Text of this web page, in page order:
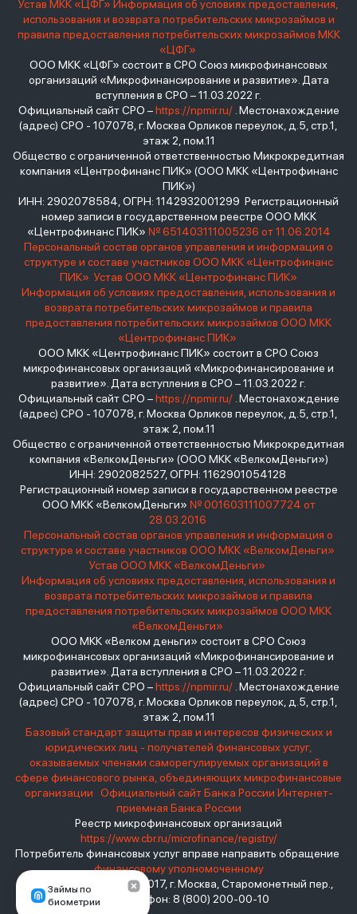
Займы по
биометрии
Устав МКК «ЦФГ» Информация об условиях предоставления,
использования и возврата потребительских микрозаймов и
правила предоставления потребительских микрозаймов МКК
«ЦФГ»
ООО МКК «ЦФГ» состоит в СРО Союз микрофинансовых
организаций «Микрофинансирование и развитие». Дата
вступления в СРО – 11.03.2022 г.
Официальный сайт СРО –https://npmir.ru/. Местонахождение
(адрес) СРО - 107078, г. Москва Орликов переулок, д.5, стр.1,
этаж 2, пом.11
Общество с ограниченной ответственностью Микрокредитная
компания «Центрофинанс ПИК» (ООО МКК «Центрофинанс
ПИК»)
ИНН: 2902078584, ОГРН: 1142932001299 Регистрационный
номер записи в государственном реестре ООО МКК
«Центрофинанс ПИК» № 651403111005236 от 11.06.2014
Персональный состав органов управления и информация о
структуре и составе участников ООО МКК «Центрофинанс
ПИК» Устав ООО МКК «Центрофинанс ПИК»
Информация об условиях предоставления, использования и
возврата потребительских микрозаймов и правила
предоставления потребительских микрозаймов ООО МКК
«Центрофинанс ПИК»
ООО МКК «Центрофинанс ПИК» состоит в СРО Союз
микрофинансовых организаций «Микрофинансирование и
развитие». Дата вступления в СРО – 11.03.2022 г.
Официальный сайт СРО –https://npmir.ru/. Местонахождение
(адрес) СРО - 107078, г. Москва Орликов переулок, д.5, стр.1,
этаж 2, пом.11
Общество с ограниченной ответственностью Микрокредитная
компания «ВелкомДеньги» (ООО МКК «ВелкомДеньги»)
ИНН: 2902082527, ОГРН: 1162901054128
Регистрационный номер записи в государственном реестре
ООО МКК «ВелкомДеньги» № 001603111007724 от
28.03.2016
Персональный состав органов управления и информация о
структуре и составе участников ООО МКК «ВелкомДеньги»
Устав ООО МКК «ВелкомДеньги»
Информация об условиях предоставления, использования и
возврата потребительских микрозаймов и правила
предоставления потребительских микрозаймов ООО МКК
«ВелкомДеньги»
ООО МКК «Велком деньги» состоит в СРО Союз
микрофинансовых организаций «Микрофинансирование и
развитие». Дата вступления в СРО – 11.03.2022 г.
Официальный сайт СРО –https://npmir.ru/. Местонахождение
(адрес) СРО - 107078, г. Москва Орликов переулок, д.5, стр.1,
этаж 2, пом.11
Базовый стандарт защиты прав и интересов физических и
юридических лиц - получателей финансовых услуг,
оказываемых членами саморегулируемых организаций в
сфере финансового рынка, объединяющих микрофинансовые
организации
Официальный сайт Банка России Интернет-
приемная Банка России
Реестр микрофинансовых организаций
https://www.cbr.ru/microfinance/registry/
Потребитель финансовых услуг вправе направить обращение
финансовому уполномоченному
Место нахождения: 119017, г. Москва, Старомонетный пер.,
дом 3 Телефон: 8 (800) 200-00-10